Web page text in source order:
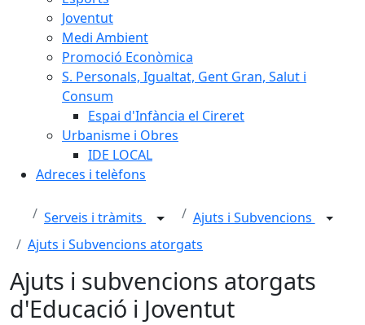
Joventut
Medi Ambient
Promoció Econòmica
S. Personals, Igualtat, Gent Gran, Salut i
Consum
Espai d'Infància el Cireret
Urbanisme i Obres
IDE LOCAL
Adreces i telèfons
Serveis i tràmits
Ajuts i Subvencions
Ajuts i Subvencions atorgats
Ajuts i subvencions atorgats
d'Educació i Joventut